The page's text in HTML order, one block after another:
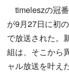
timeleszの冠
が9月27日に初
で放送された。
組は、そこから
ャル放送を叶えた